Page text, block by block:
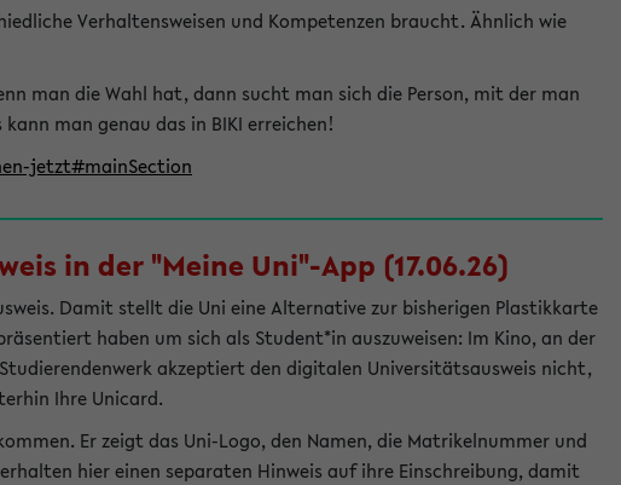
Verhaltensweisen und Kompetenzen braucht. Ähnlich wie
man die Wahl hat, dann sucht man sich die Person, mit der man
man genau das in BIKI erreichen!
jetzt#mainSection
in der "Meine Uni"-App (17.06.26)
Damit stellt die Uni eine Alternative zur bisherigen Plastikkarte
haben um sich als Student*in auszuweisen: Im Kino, an der
akzeptiert den digitalen Universitätsausweis nicht,
Ihre Unicard.
Er zeigt das Uni-Logo, den Namen, die Matrikelnummer und
hier einen separaten Hinweis auf ihre Einschreibung, damit